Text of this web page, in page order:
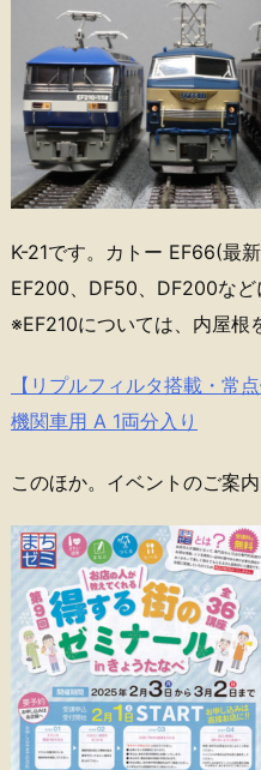
K-21です。カトー EF66(最
EF200、DF50、DF200など
※EF210については、内屋根
【リプルフィルタ搭載・常
機関車用 A 1両分入り
このほか。イベントのご案内